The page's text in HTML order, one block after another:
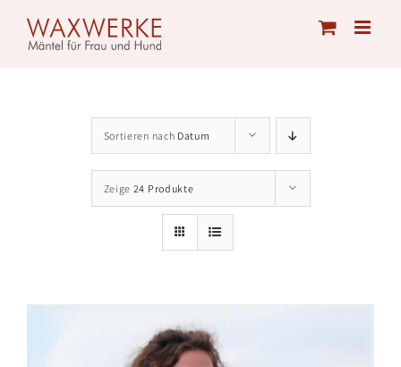
content
Sortieren nach Datum
Zeige 24 Produkte